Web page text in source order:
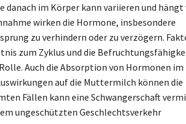
danach im Körper kann variieren und hängt
wirken die Hormone, insbesondere
zu verhindern oder zu verzögern.
zum Zyklus und die
Auch die Absorption von Hormonen im
auf die Muttermilch können die
Fällen kann eine Schwangerschaft
ungeschützten Geschlechtsverkehr